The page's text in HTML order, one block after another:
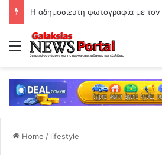
Menu
Home / lifestyle